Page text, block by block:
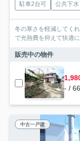
駐車2台可 公共下水
冬の寒さを軽減してく
で光熱費を抑えて快適
販売中の物件
- /
中古一戸建